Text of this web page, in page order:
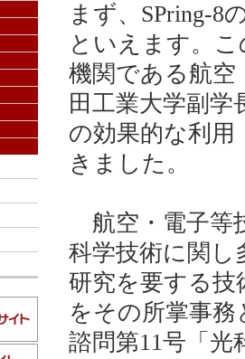
まず、SPring-8
といえます。
機関である航空
田工業大学副学
の効果的な利
きました。
航空・電子等
科学技術に関し
研究を要する
をその所掌事
諮問第11号「光